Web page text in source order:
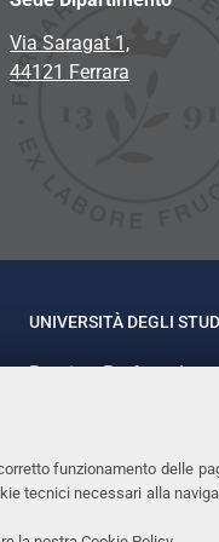
funzionamento delle
tecnici necessari alla
Via Saragat 1,
44121 Ferrara
UNIVERSITÀ DEGLI
Rettrice: Prof.ssa